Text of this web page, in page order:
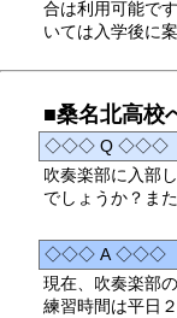
合は利用可能で
いては入学後に
■桑名北高校
◇◇◇ Q ◇◇◇
吹奏楽部に入部
でしょうか？ま
◇◇◇ A ◇◇◇
現在、吹奏楽部
練習時間は平日